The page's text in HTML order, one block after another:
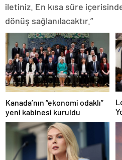
iletiniz. En kısa süre
dönüş sağlanılacaktır.”
Kanada’nın “ekonomi odaklı”
yeni kabinesi kuruldu